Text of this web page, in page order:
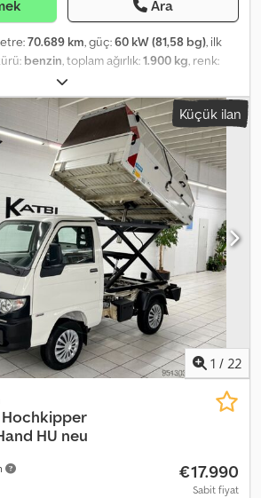
Ara
70.689 km, güç:60 kW (81,58 bg), ilk
benzin, toplam ağırlık:1.900 kg, renk:
, koltuk sayısı:
mm, toplam yükseklik:1.780 mm,
park ısıtıcısı, Araç Numarası: 32 * Sigara
---- * Dört çeker 4x4 Chjdpezq Et Uofx Ai
Hidrolik direksiyon * ABS * Frenli çekme yükü
* Yeni bakım * HSN(2.1) 7872 ---- İsteğiniz
sürüşü ve gösterim imkanı bulunmaktadır.
ve cazip koşullarda finansman imkanı
aracınızı peşinat olarak kabul
---- Hatalar, yazım hataları ve
saklıdır... ---- 30 yılı aşkın deneyime sahip
kaliteli ikinci el araçlar!!! ----Çalışma
10:00 - 18:00 ve Cumartesi 10:00 - 14:00
Küçük ilan
1 / 22
HU neu
€17.990
Sabit fiyat